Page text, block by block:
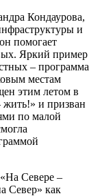
Кондаурова,
и
помогает
Яркий пример
– программа
местам
этим летом в
и призван
по малой
Севере –
Север» как